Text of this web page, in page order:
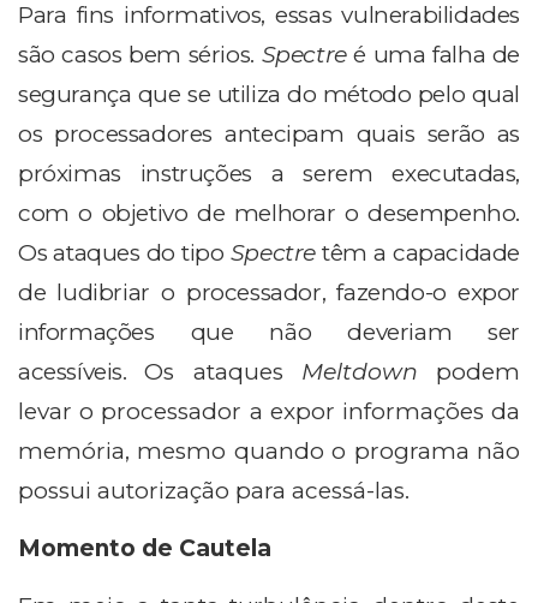
Para fins informativos, essas vulnerabilidades
são casos bem sérios. Spectreé uma falha de
segurança que se utiliza do método pelo qual
os processadores antecipam quais serão as
próximas instruções a serem executadas,
com o objetivo de melhorar o desempenho.
Os ataques do tipo Spectre têm a capacidade
de ludibriar o processador, fazendo-o expor
informações que não deveriam ser
acessíveis.Os ataques Meltdown podem
levar o processador a expor informações da
memória, mesmo quando o programa não
possui autorização para acessá-las.
Momento de Cautela